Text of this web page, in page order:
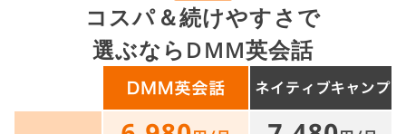
コスパ＆続けやすさで
選ぶならDMM英会話